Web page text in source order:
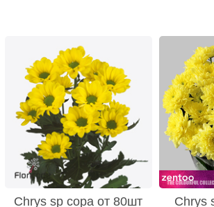
Chrys sp copa от 80шт
Chrys